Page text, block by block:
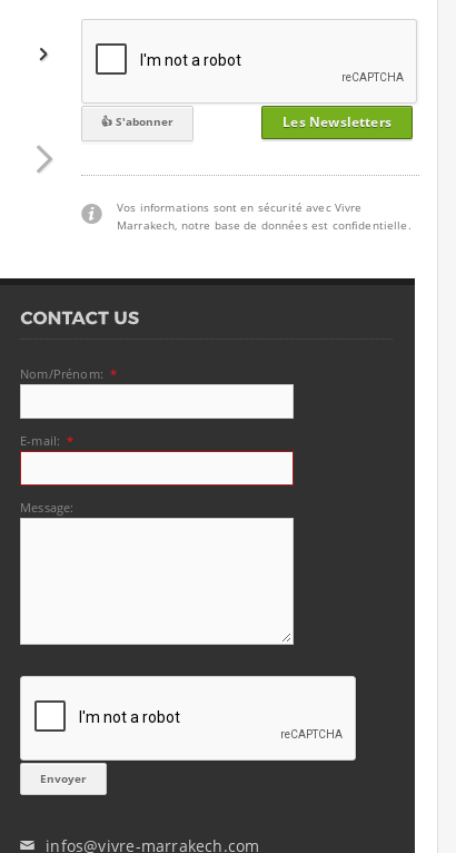
Les Newsletters
Vos informations sont en sécurité avec Vivre
Marrakech, notre base de données est confidentielle.
Nom/Prénom: *
E-mail: *
Message:
✉ infos@vivre-marrakech.com